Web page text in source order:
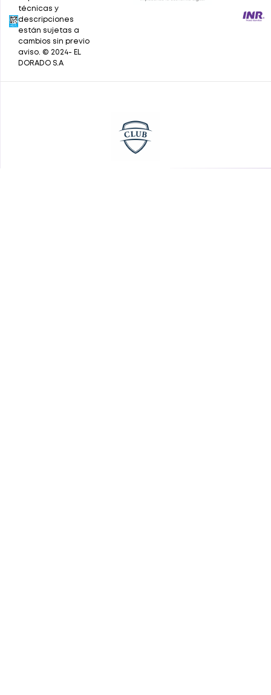
técnicas y
descripciones
están sujetas a
cambios sin previo
aviso. © 2024- EL
DORADO S.A